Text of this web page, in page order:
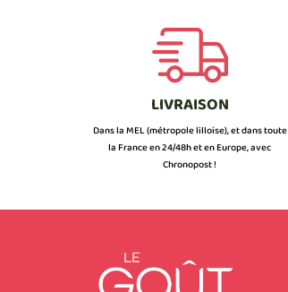
LIVRAISON
Dans la MEL (métropole lilloise), et dans toute
la France en 24/48h et en Europe, avec
Chronopost !